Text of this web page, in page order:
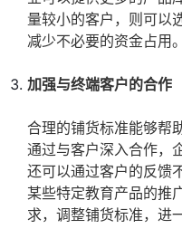
量较小的客户，则可以
减少不必要的资金占用。
加强与终端客户的合作
合理的铺货标准能够帮
通过与客户深入合作，
还可以通过客户的反馈
某些特定教育产品的推
求，调整铺货标准，进